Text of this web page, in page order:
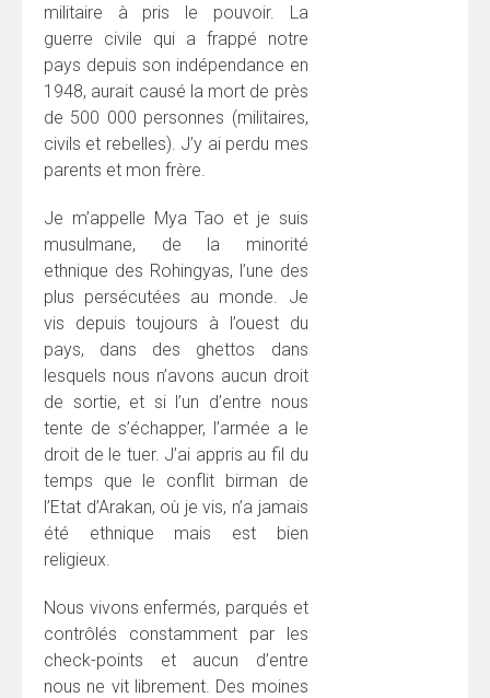
militaire à pris le pouvoir. La
guerre civile qui a frappé notre
pays depuis son indépendance en
1948, aurait causé la mort de près
de 500 000 personnes (militaires,
civils et rebelles). J’y ai perdu mes
parents et mon frère.
Je m’appelle Mya Tao et je suis
musulmane, de la minorité
ethnique des Rohingyas, l’une des
plus persécutées au monde. Je
vis depuis toujours à l’ouest du
pays, dans des ghettos dans
lesquels nous n’avons aucun droit
de sortie, et si l’un d’entre nous
tente de s’échapper, l’armée a le
droit de le tuer. J’ai appris au fil du
temps que le conflit birman de
l’Etat d’Arakan, où je vis, n’a jamais
été ethnique mais est bien
religieux.
Nous vivons enfermés, parqués et
contrôlés constamment par les
check-points et aucun d’entre
nous ne vit librement. Des moines